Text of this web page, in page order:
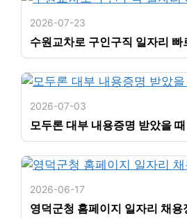
2026-07-23
수원교차로 구인구직 일자리 빠
2026-07-03
모두론 대부 내용증명 받았을
2026-06-17
영덕군청 홈페이지 일자리 채용